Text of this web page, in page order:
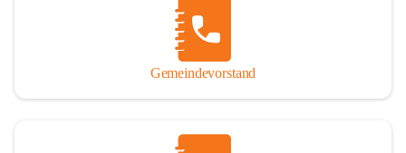
Gemeindevorstand